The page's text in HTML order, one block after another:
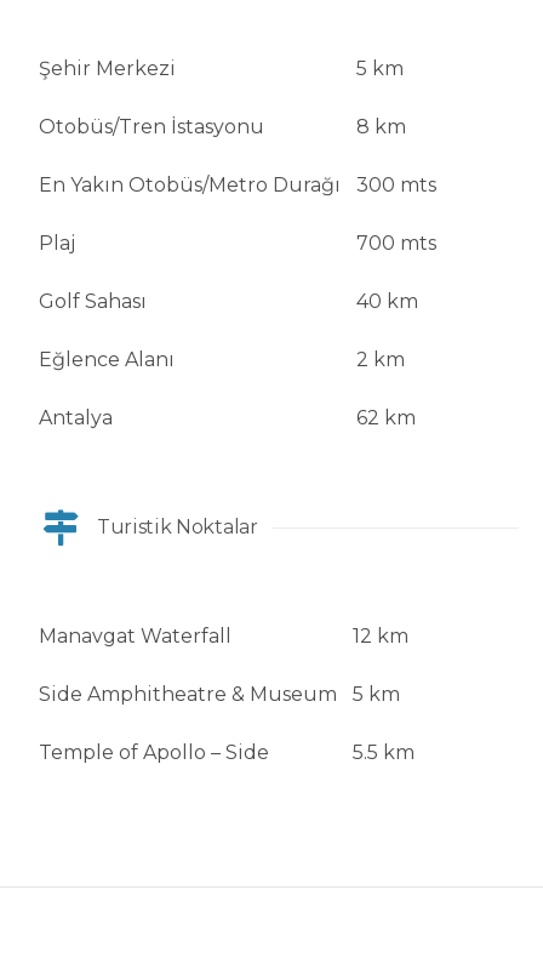
Şehir Merkezi 5 km
Otobüs/Tren İstasyonu 8 km
En Yakın Otobüs/Metro Durağı 300 mts
Plaj 700 mts
Golf Sahası 40 km
Eğlence Alanı 2 km
Antalya 62 km
Turistik Noktalar
Manavgat Waterfall 12 km
Side Amphitheatre & Museum 5 km
Temple of Apollo – Side 5.5 km